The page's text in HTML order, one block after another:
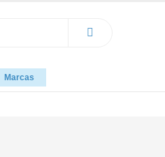
Marcas